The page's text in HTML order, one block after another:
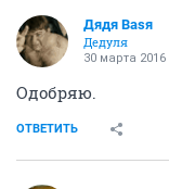
Дядя Ваsя
Дедуля
30 марта 2016
Одобряю.
ОТВЕТИТЬ